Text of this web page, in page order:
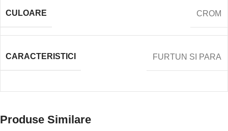
CULOARE CROM
CARACTERISTICI FURTUN SI PARA
Produse Similare